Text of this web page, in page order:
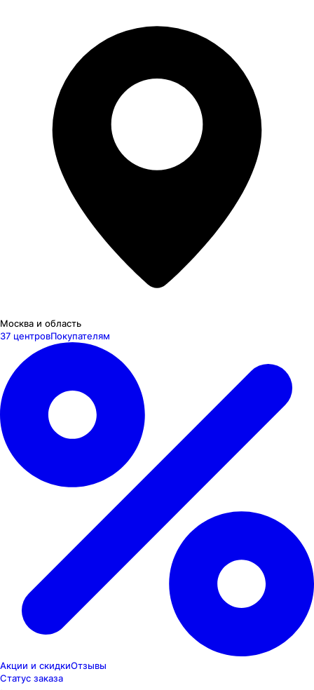
Москва и область
37 центровПокупателям
Акции и скидкиОтзывы
Статус заказа